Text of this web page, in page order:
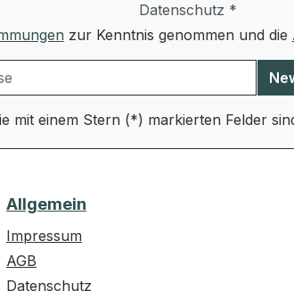
Datenschutz *
zur Kenntnis genommen und die
mit einem Stern (*) markierten Felder
Allgemein
Impressum
AGB
Datenschutz